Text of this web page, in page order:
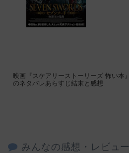
映画『スケアリーストーリーズ 怖い本』
のネタバレあらすじ結末と感想
みんなの感想・レビュー